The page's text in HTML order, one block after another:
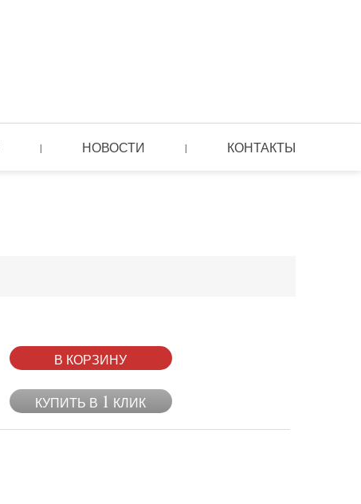
| НОВОСТИ | КОНТАКТЫ
В КОРЗИНУ
КУПИТЬ В 1 КЛИК